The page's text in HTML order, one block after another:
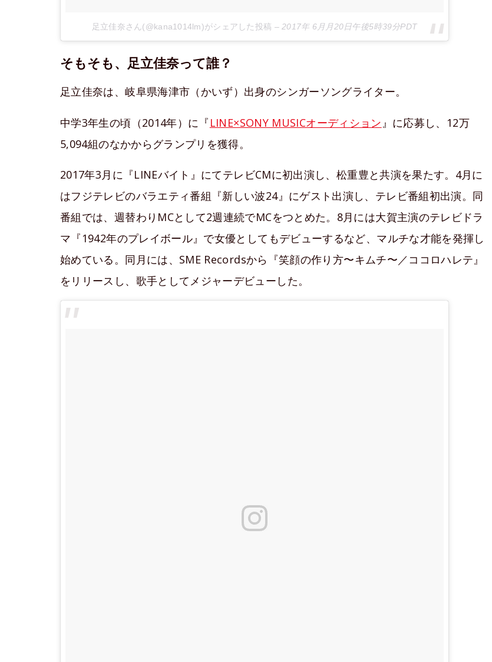
足立佳奈さん(@kana1014lm)がシェアした投稿 –2017年 6月月20日午後5時39分PDT
そもそも、足立佳奈って誰？
足立佳奈は、岐阜県海津市（かいず）出身のシンガーソングライター。
中学3年生の頃（2014年）に『 LINE×SONY MUSICオーディション 』に応募し、12万
5,094組のなかからグランプリを獲得。
2017年3月に『LINEバイト』にてテレビCMに初出演し、松重豊と共演を果たす。4月に
はフジテレビのバラエティ番組『新しい波24』にゲスト出演し、テレビ番組初出演。同
番組では、週替わりMCとして2週連続でMCをつとめた。8月には大賀主演のテレビドラ
マ『1942年のプレイボール』で女優としてもデビューするなど、マルチな才能を発揮し
始めている。同月には、SME Recordsから『笑顔の作り方〜キムチ〜／ココロハレテ』
をリリースし、歌手としてメジャーデビューした。